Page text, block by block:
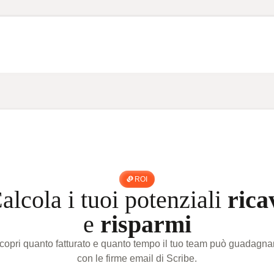
ROI
i tuoi potenziali
e risparmi
quanto fatturato e quanto tempo il tuo team può
con le firme email di Scribe.